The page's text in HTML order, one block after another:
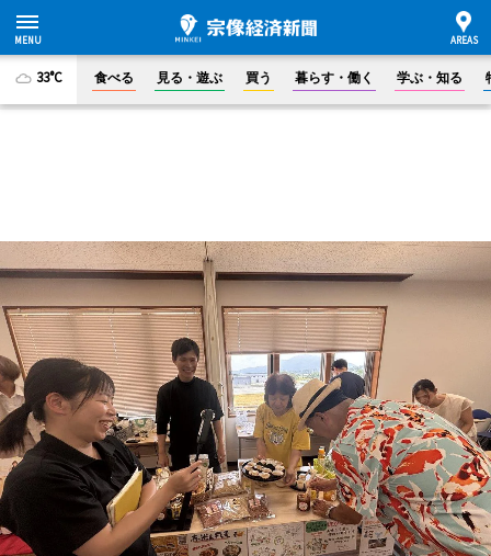
33°C 食べる 見る・遊ぶ 買う 暮らす・働く 学ぶ・知る